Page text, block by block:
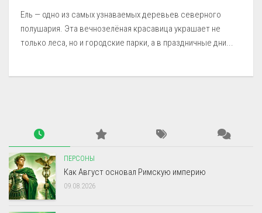
Ель — одно из самых узнаваемых деревьев северного
полушария. Эта вечнозелёная красавица украшает не
только леса, но и городские парки, а в праздничные дни...
ПЕРСОНЫ
Как Август основал Римскую империю
09.08.2026